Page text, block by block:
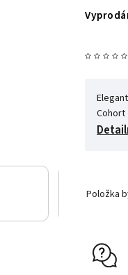
Cohort
Položka